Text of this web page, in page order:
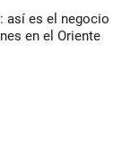
así es el negocio
en el Oriente